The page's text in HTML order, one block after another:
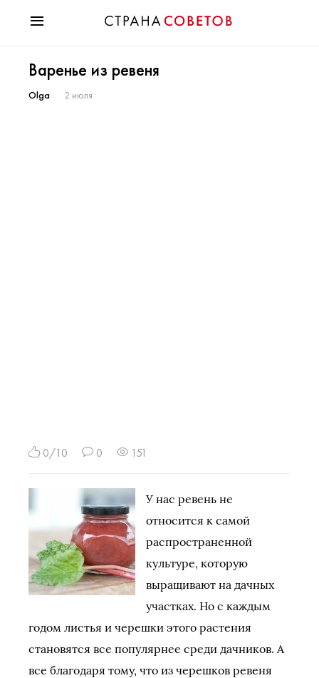
Мода
Звезды
Варенье из ревеня
Olga 2 июля
0/10 0 151
У нас ревень не
относится к самой
распространенной
культуре, которую
выращивают на дачных
участках. Но с каждым
годом листья и черешки этого растения
становятся все популярнее среди дачников. А
все благодаря тому, что из черешков ревеня